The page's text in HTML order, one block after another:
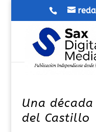
Una
del Castillo